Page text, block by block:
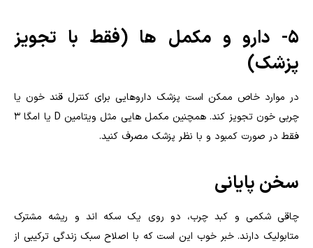
5- دارو و مکمل ها (فقط با تجویز
پزشک)
در موارد خاص ممکن است پزشک داروهایی برای کنترل قند خون یا
چربی خون تجویز کند. همچنین مکمل هایی مثل ویتامین D یا امگا 3
فقط در صورت کمبود و با نظر پزشک مصرف کنید.
سخن پایانی
چاقی شکمی و کبد چرب، دو روی یک سکه اند و ریشه مشترک
متابولیک دارند. خبر خوب این است که با اصلاح سبک زندگی ترکیبی از